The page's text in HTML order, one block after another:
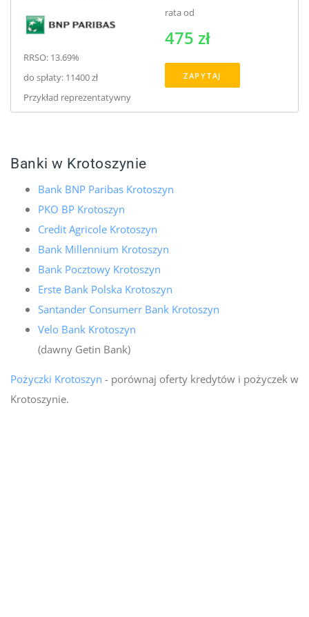
RRSO: 13.69%
do spłaty: 11400 zł
Przykład reprezentatywny
rata od
475 zł
ZAPYTAJ
Banki w Krotoszynie
Bank BNP Paribas Krotoszyn
PKO BP Krotoszyn
Credit Agricole Krotoszyn
Bank Millennium Krotoszyn
Bank Pocztowy Krotoszyn
Erste Bank Polska Krotoszyn
Santander Consumerr Bank Krotoszyn
Velo Bank Krotoszyn
(dawny Getin Bank)
Pożyczki Krotoszyn - porównaj oferty kredytów i pożyczek w
Krotoszynie.